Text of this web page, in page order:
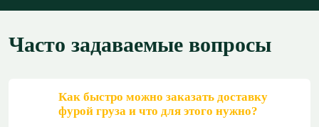
Часто задаваемые вопросы
Как быстро можно заказать доставку
фурой груза и что для этого нужно?